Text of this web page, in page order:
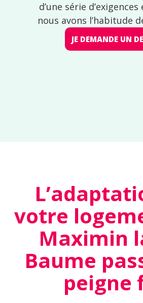
d’une série
nous avons l’habitude
JE DEMANDE UN
votre
Maximin
Baume
peigne